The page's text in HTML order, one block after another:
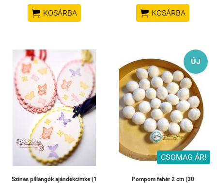
 KOSÁRBA  KOSÁRBA
Színes pillangók ajándékcímke (1
ÚJ
CSOMAG ÁR!
Pompom fehér 2 cm (30